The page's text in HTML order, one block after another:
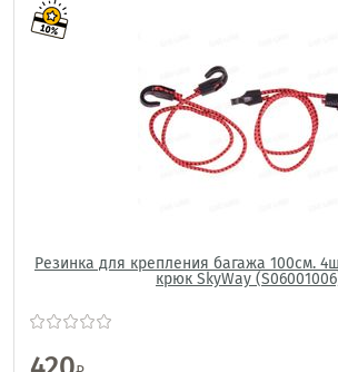
Резинка для крепления багажа 100см.
крюк SkyWay